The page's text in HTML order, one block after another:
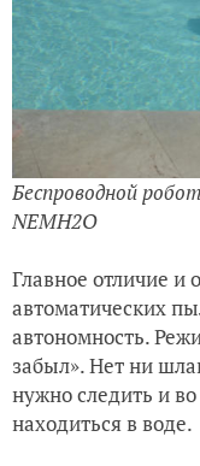
Беспроводной
NEMH2O
Главное отличие и
автоматических
автономность.
забыл». Нет ни
нужно следить и
находиться в воде.